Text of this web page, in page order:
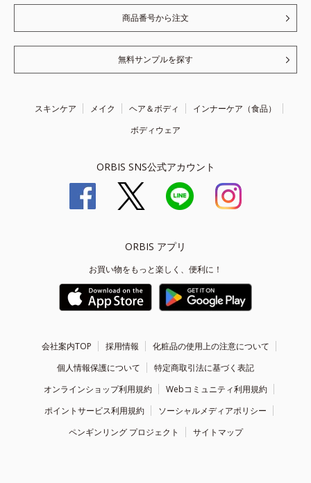
商品番号から注文
無料サンプルを探す
スキンケア メイク ヘア＆ボディ
インナーケア（食品）
ボディウェア
ORBIS SNS公式アカウント
ORBIS アプリ
お買い物をもっと楽しく、便利に！
会社案内TOP 採用情報
化粧品の使用上の注意について
個人情報保護について
特定商取引法に基づく表記
オンラインショップ利用規約
Webコミュニティ利用規約
ポイントサービス利用規約
ソーシャルメディアポリシー
ペンギンリング プロジェクト
サイトマップ